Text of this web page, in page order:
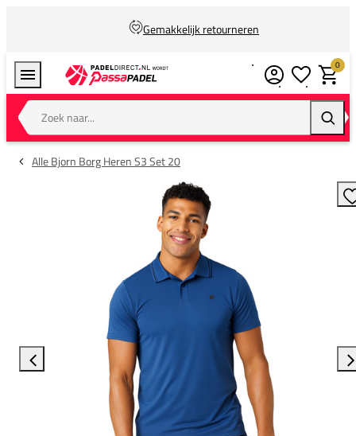
Gemakkelijk retourneren
Zoek naar...
0
Alle Bjorn Borg Heren S3 Set 20